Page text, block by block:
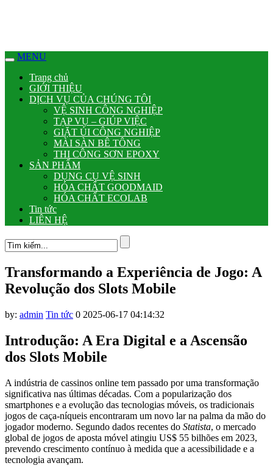
MENU
Trang chủ
GIỚI THIỆU
DỊCH VỤ CỦA CHÚNG TÔI
VỆ SINH CÔNG NGHIỆP
TẠP VỤ – GIÚP VIỆC
GIẶT ỦI CÔNG NGHIỆP
MÀI SÀN BÊ TÔNG
THI CÔNG SƠN EPOXY
SẢN PHẨM
DỤNG CỤ VỆ SINH
HÓA CHẤT GOODMAID
HÓA CHẤT ECOLAB
Tin tức
LIÊN HỆ
Transformando a Experiência de Jogo: A
Revolução dos Slots Mobile
by: admin Tin tức 0 2025-06-17 04:14:32
Introdução: A Era Digital e a Ascensão
dos Slots Mobile
A indústria de cassinos online tem passado por uma transformação
significativa nas últimas décadas. Com a popularização dos
smartphones e a evolução das tecnologias móveis, os tradicionais
jogos de caça-níqueis encontraram um novo lar na palma da mão do
jogador moderno. Segundo dados recentes do Statista, o mercado
global de jogos de aposta móvel atingiu US$ 55 bilhões em 2023,
prevendo crescimento contínuo à medida que a acessibilidade e a
tecnologia avançam.